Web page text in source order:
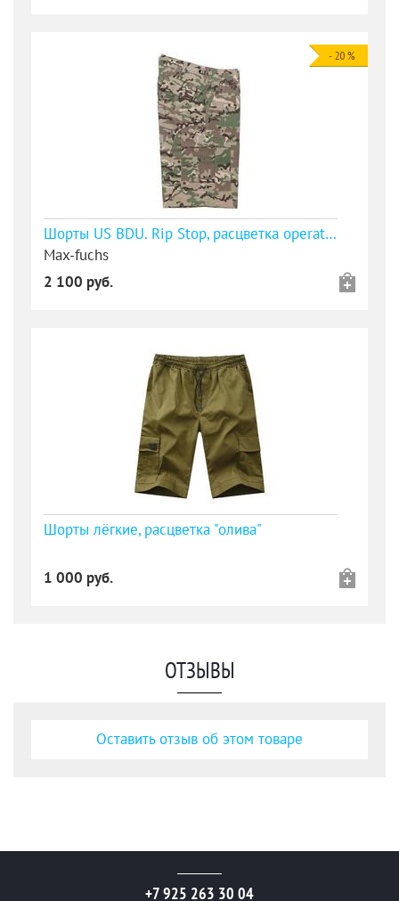
Шорты US BDU. Rip Stop, расцветка operation-camo
Max-fuchs
2 100 руб.
Шорты лёгкие, расцветка "олива"
1 000 руб.
ОТЗЫВЫ
Оставить отзыв об этом товаре
+7 925 263 30 04